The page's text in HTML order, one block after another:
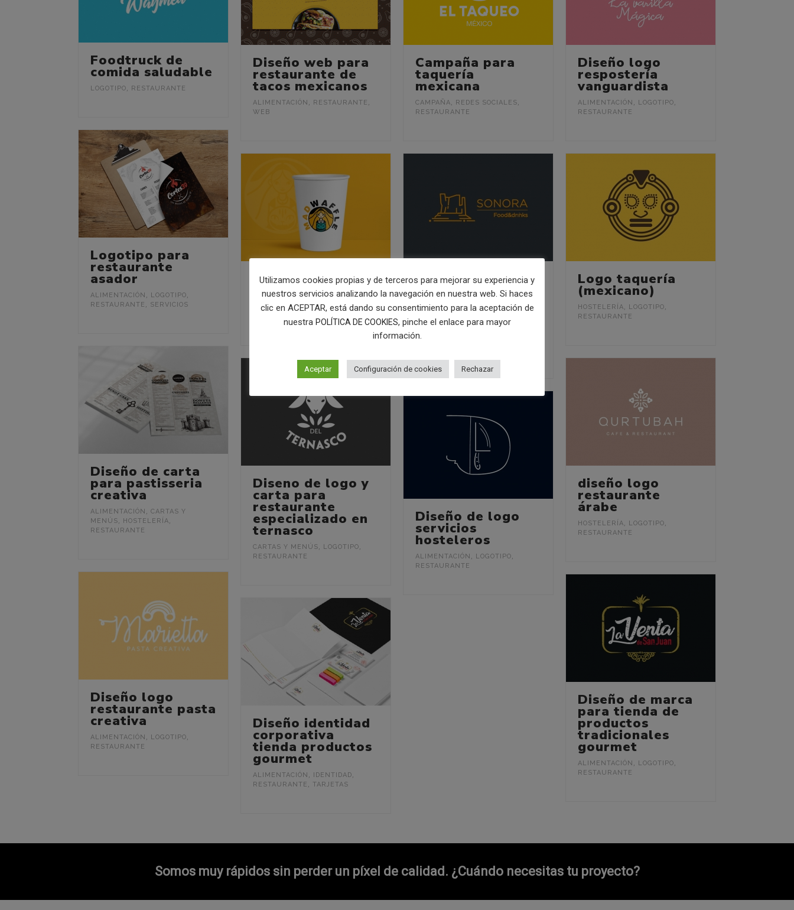
Foodtruck de
comida saludable
LOGOTIPO, RESTAURANTE
Diseño web para
restaurante de
tacos mexicanos
ALIMENTACIÓN , RESTAURANTE ,
WEB
Campaña para
taquería
mexicana
CAMPAÑA, REDES SOCIALES,
RESTAURANTE
Diseño logo
respostería
vanguardista
ALIMENTACIÓN , LOGOTIPO,
RESTAURANTE
Logotipo para
restaurante
asador
ALIMENTACIÓN , LOGOTIPO,
RESTAURANTE , SERVICIOS
Rediseño logo
waffle
ALIMENTACIÓN,LOGOTIPO ,
Diseño de marca
para
hamburguesería y
coctelería
LOGOTIPO
Logo taquería
(mexicano)
HOSTELERÍA, LOGOTIPO,
RESTAURANTE
Diseño de carta
para pastisseria
creativa
ALIMENTACIÓN , CARTAS Y
MENÚS, HOSTELERÍA,
RESTAURANTE
Diseno de logo y
carta para
restaurante
especializado en
ternasco
CARTAS Y MENÚS, LOGOTIPO,
RESTAURANTE
diseño logo
restaurante
árabe
HOSTELERÍA, LOGOTIPO,
RESTAURANTE
Diseño de logo
servicios
hosteleros
ALIMENTACIÓN , LOGOTIPO,
RESTAURANTE
Diseño logo
restaurante pasta
creativa
ALIMENTACIÓN , LOGOTIPO,
RESTAURANTE
Diseño de marca
para tienda de
productos
tradicionales
gourmet
ALIMENTACIÓN , LOGOTIPO,
RESTAURANTE
Diseño identidad
corporativa
tienda productos
gourmet
ALIMENTACIÓN , IDENTIDAD,
RESTAURANTE , TARJETAS
Somos muy rápidos sin perder un píxel de calidad. ¿Cuándo necesitas tu proyecto?
Utilizamos cookies propias y de terceros para mejorar su experiencia y
nuestros servicios analizando la navegación en nuestra web. Si haces
clic en ACEPTAR, está dando su consentimiento para la aceptación de
nuestra POLÍTICA DE COOKIES, pinche el enlace para mayor
información.
Aceptar Configuración de cookies Rechazar